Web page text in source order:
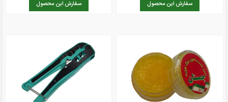
سفارش این محصول سفارش این محصول